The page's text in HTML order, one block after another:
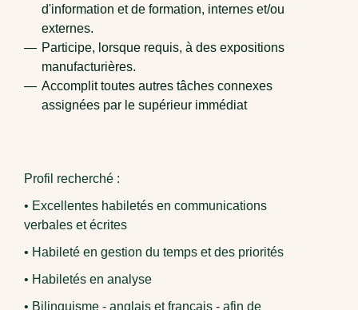
d'information et de formation, internes et/ou
externes.
Participe, lorsque requis, à des expositions
manufacturières.
Accomplit toutes autres tâches connexes
assignées par le supérieur immédiat
Profil recherché :
• Excellentes habiletés en communications
verbales et écrites
• Habileté en gestion du temps et des priorités
• Habiletés en analyse
• Bilinguisme - anglais et français - afin de